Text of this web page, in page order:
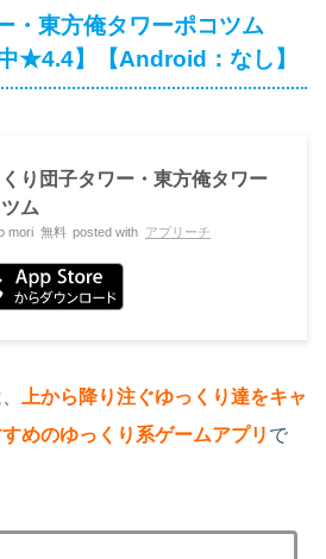
・東方俺タワーポコツム
★4.4】【Android：なし】
り団子タワー・東方俺タワー
ム
mori 無料 posted with アプリーチ
上から降り注ぐゆっくり達をキャ
めのゆっくり系ゲームアプリ で